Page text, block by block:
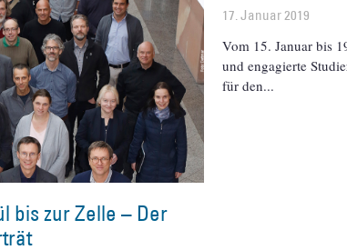
bis zur Zelle – Der
17. Januar 2019
Vom 15. Januar bis
und engagierte
für den